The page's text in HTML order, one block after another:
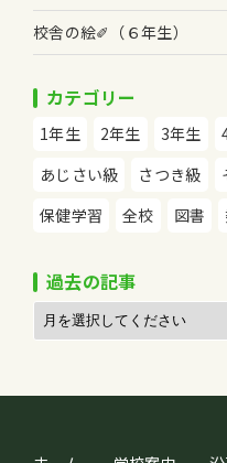
校舎の絵✐（６年生）
カテゴリー
1年生 2年生 3年生
あじさい級
さつき級
保健学習
全校 図書
過去の記事